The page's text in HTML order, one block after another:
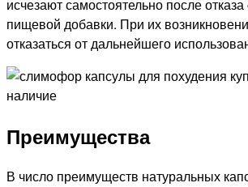
исчезают самостоятельно после
пищевой добавки. При их
отказаться от дальнейшего
Преимущества
В число преимуществ натуральных